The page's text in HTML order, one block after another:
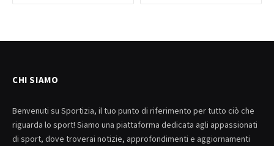
CHI SIAMO
Benvenuti su Sportizia, il tuo punto di riferimento per tutto ciò che
riguarda lo sport! Siamo una piattaforma dedicata agli appassionati
di sport, dove troverai notizie, approfondimenti e aggiornamenti